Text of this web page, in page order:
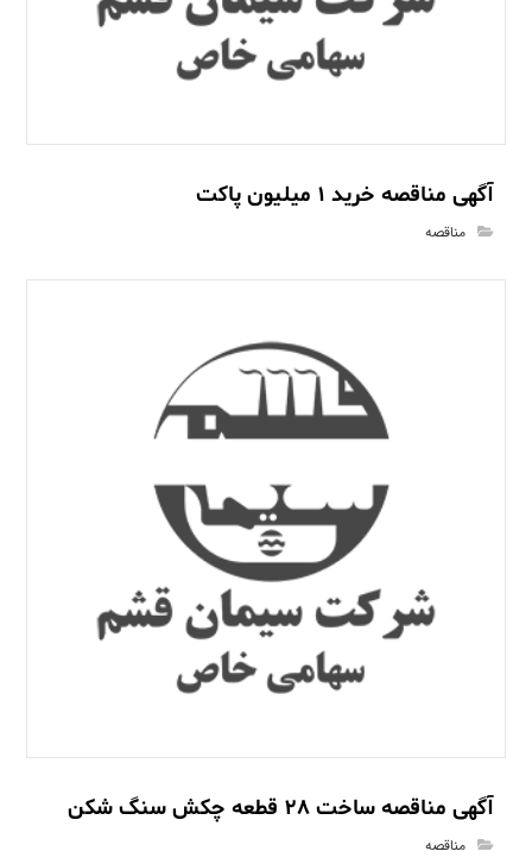
آگهی مناقصه خرید 1 میلیون پاکت
مناقصه
آگهی مناقصه ساخت 28 قطعه چکش سنگ شکن
مناقصه